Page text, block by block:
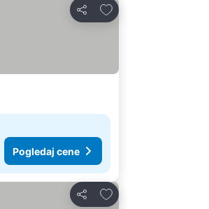
Deli
Dodati u favorite
Pogledaj cene
Deli
Dodati u favorite